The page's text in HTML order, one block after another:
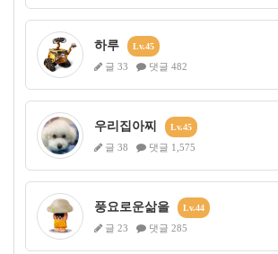
하루 Lv.45
글 33 댓글 482
우리집아찌 Lv.45
글 38 댓글 1,575
풍요로운삶을 Lv.44
글 23 댓글 285